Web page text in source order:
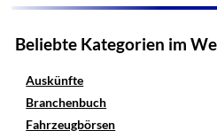
Beliebte Kategorien im
Auskünfte
Branchenbuch
Fahrzeugbörsen